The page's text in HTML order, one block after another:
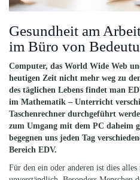
Gesundheit am
im Büro von
Computer, das World Wide Web
heutigen Zeit nicht mehr weg zu
des täglichen Lebens findet man
im Mathematik – Unterricht
Taschenrechner durchgeführt
zum Umgang mit dem PC daheim
begegnen uns jeden Tag
Bereich EDV.
Für den ein oder anderen ist dies